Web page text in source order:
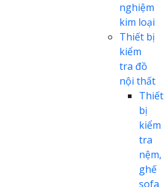
nghiệm
kim loại
Thiết bị
kiểm
tra đồ
nội thất
Thiết
bị
kiểm
tra
nệm,
ghế
sofa